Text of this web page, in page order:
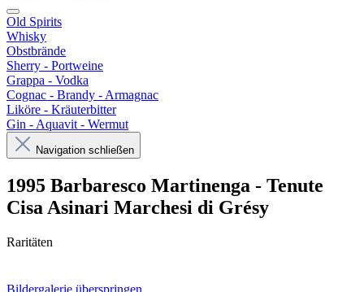
Old Spirits
Whisky
Obstbrände
Sherry - Portweine
Grappa - Vodka
Cognac - Brandy - Armagnac
Liköre - Kräuterbitter
Gin - Aquavit - Wermut
Navigation schließen
1995 Barbaresco Martinenga - Tenute
Cisa Asinari Marchesi di Grésy
Raritäten
Bildergalerie überspringen